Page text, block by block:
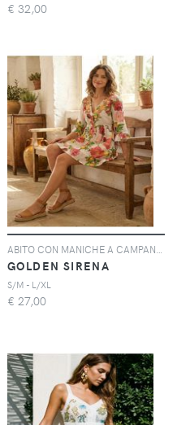
€ 32,00
GOLDEN SIRENA
S/M - L/XL
€ 27,00